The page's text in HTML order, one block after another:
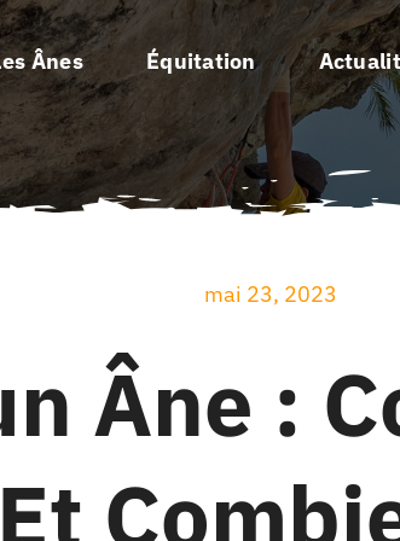
Ânes Équitation
mai 23, 2023
Âne :